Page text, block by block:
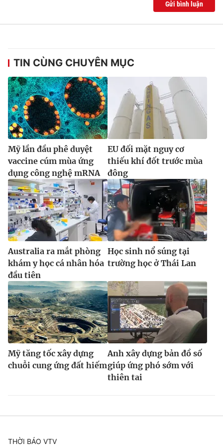
® Cấm sao chép dưới mọi hình thức nếu không có sự chấp
thuận bằng văn bản. Ghi rõ nguồn VTV.vn khi phát hành lại
thông tin từ website này.
Gửi bình luận
TIN CÙNG CHUYÊN MỤC
Mỹ lần đầu phê duyệt
vaccine cúm mùa ứng
dụng công nghệ mRNA
EU đối mặt nguy cơ
thiếu khí đốt trước mùa
đông
Australia ra mắt phòng
khám y học cá nhân hóa
đầu tiên
Học sinh nổ súng tại
trường học ở Thái Lan
Mỹ tăng tốc xây dựng
chuỗi cung ứng đất hiếm
Anh xây dựng bản đồ số
giúp ứng phó sớm với
thiên tai
THỜI BÁO VTV